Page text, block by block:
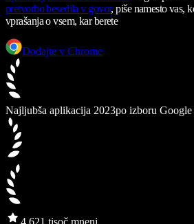
pretvorbo besedila v govor, piše namesto vas,
vprašanja o vsem, kar berete
Dodajte v Chrome
Najljubša aplikacija 2023po izboru